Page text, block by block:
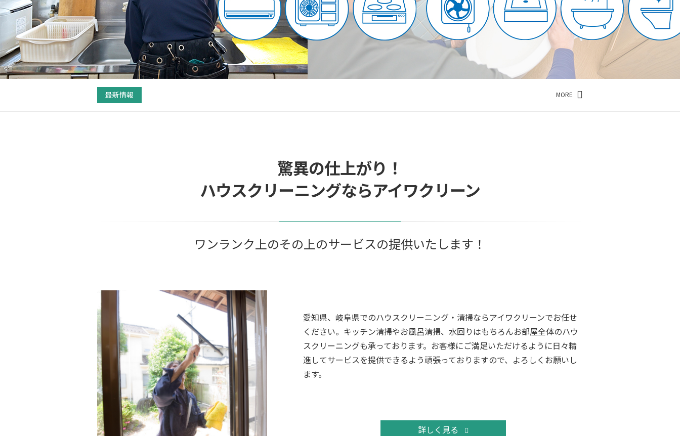
最新情報 MORE
驚異の仕上がり！
ハウスクリーニングならアイワクリーン
ワンランク上のその上のサービスの提供いたします！
愛知県、岐阜県でのハウスクリーニング・清掃ならアイワクリーンでお任せ
ください。キッチン清掃やお風呂清掃、水回りはもちろんお部屋全体のハウ
スクリーニングも承っております。お客様にご満足いただけるように日々精
進してサービスを提供できるよう頑張っておりますので、よろしくお願いし
ます。
詳しく見る